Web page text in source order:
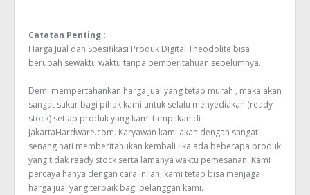
Catatan Penting :
Harga Jual dan Spesifikasi Produk Digital Theodolite bisa
berubah sewaktu waktu tanpa pemberitahuan sebelumnya.
Demi mempertahankan harga jual yang tetap murah , maka akan
sangat sukar bagi pihak kami untuk selalu menyediakan (ready
stock) setiap produk yang kami tampilkan di
JakartaHardware.com. Karyawan kami akan dengan sangat
senang hati memberitahukan kembali jika ada beberapa produk
yang tidak ready stock serta lamanya waktu pemesanan. Kami
percaya hanya dengan cara inilah, kami tetap bisa menjaga
harga jual yang terbaik bagi pelanggan kami.